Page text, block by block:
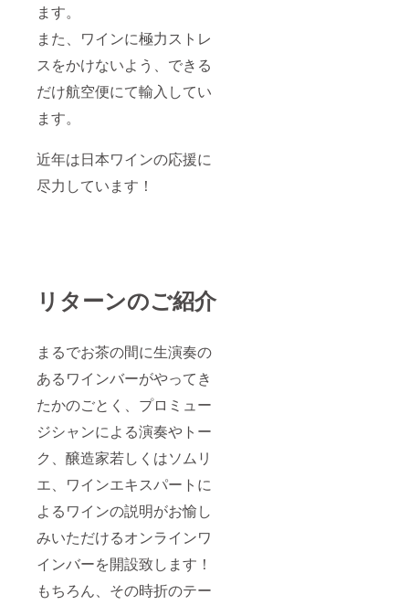
ます。
また、ワインに極力ストレ
スをかけないよう、できる
だけ航空便にて輸入してい
ます。
近年は日本ワインの応援に
尽力しています！
リターンのご紹介
まるでお茶の間に生演奏の
あるワインバーがやってき
たかのごとく、プロミュー
ジシャンによる演奏やトー
ク、醸造家若しくはソムリ
エ、ワインエキスパートに
よるワインの説明がお愉し
みいただけるオンラインワ
インバーを開設致します！
もちろん、その時折のテー